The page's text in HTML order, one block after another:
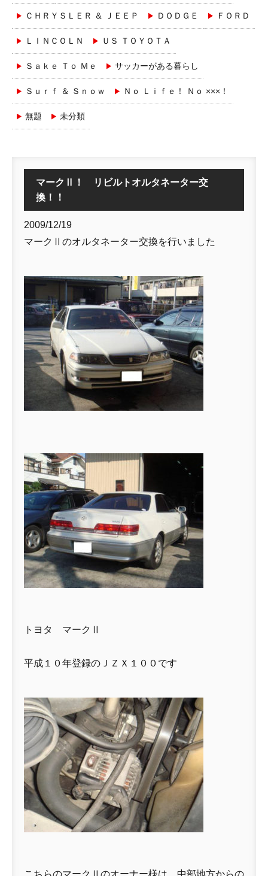
ＣＨＲＹＳＬＥＲ ＆ ＪＥＥＰ ＤＯＤＧＥ ＦＯＲＤ
ＬＩＮＣＯＬＮ ＵＳ ＴＯＹＯＴＡ
Ｓａｋｅ Ｔｏ Ｍｅ サッカーがある暮らし
Ｓｕｒｆ ＆ Ｓｎｏｗ Ｎｏ Ｌｉｆｅ！ Ｎｏ ×××！
無題 未分類
マークⅡ！ リビルトオルタネーター交
換！！
2009/12/19
マークⅡのオルタネーター交換を行いました
トヨタ マークⅡ
平成１０年登録のＪＺＸ１００です
こちらのマークⅡのオーナー様は、中部地方からの